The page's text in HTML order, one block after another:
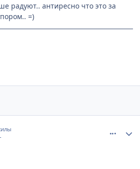
радуют.. антиресно что это за
=)